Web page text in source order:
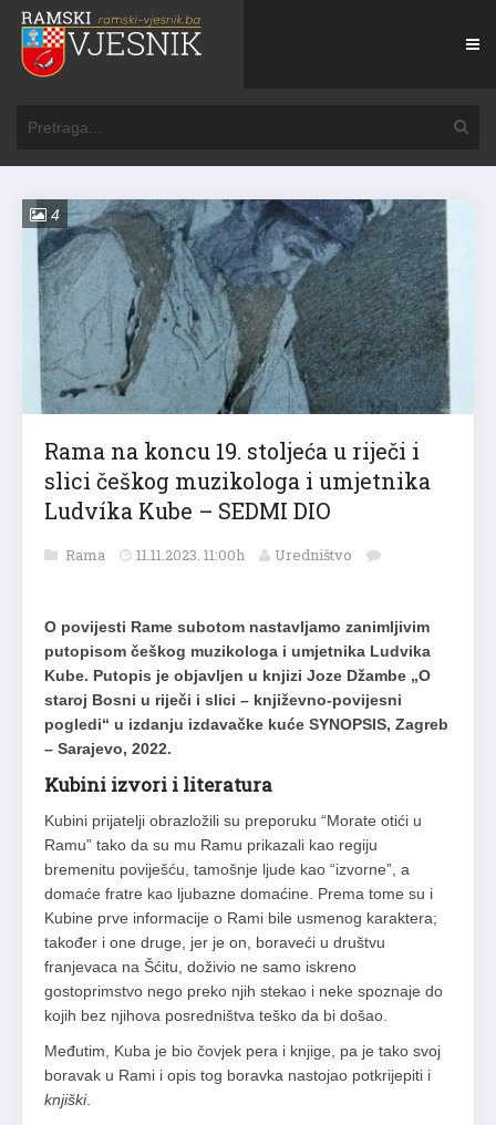
4
Rama na koncu 19. stoljeća u riječi i
slici češkog muzikologa i umjetnika
Ludvíka Kube – SEDMI DIO
Rama 11.11.2023. 11:00h Uredništvo
O povijesti Rame subotom nastavljamo zanimljivim
putopisom češkog muzikologa i umjetnika Ludvika
Kube. Putopis je objavljen u knjizi Joze Džambe „O
staroj Bosni u riječi i slici – književno-povijesni
pogledi“ u izdanju izdavačke kuće SYNOPSIS, Zagreb
– Sarajevo, 2022.
Kubini izvori i literatura
Kubini prijatelji obrazložili su preporuku “Morate otići u
Ramu” tako da su mu Ramu prikazali kao regiju
bremenitu poviješću, tamošnje ljude kao “izvorne”, a
domaće fratre kao ljubazne domaćine. Prema tome su i
Kubine prve informacije o Rami bile usmenog karaktera;
također i one druge, jer je on, boraveći u društvu
franjevaca na Šćitu, doživio ne samo iskreno
gostoprimstvo nego preko njih stekao i neke spoznaje do
kojih bez njihova posredništva teško da bi došao.
Međutim, Kuba je bio čovjek pera i knjige, pa je tako svoj
boravak u Rami i opis tog boravka nastojao potkrijepiti i
knjiški.